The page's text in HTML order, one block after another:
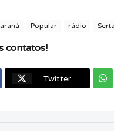
Popular rádio
contatos!
Twitter